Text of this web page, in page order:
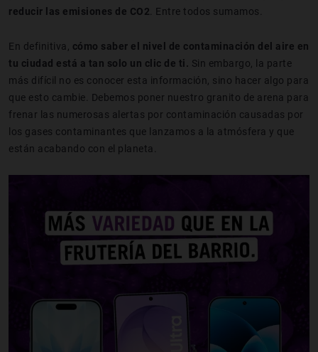
reducir las emisiones de CO2 . Entre todos sumamos.
En definitiva, cómo saber el nivel de contaminación del aire en
tu ciudad está a tan solo un clic de ti. Sin embargo, la parte
más difícil no es conocer esta información, sino hacer algo para
que esto cambie. Debemos poner nuestro granito de arena para
frenar las numerosas alertas por contaminación causadas por
los gases contaminantes que lanzamos a la atmósfera y que
están acabando con el planeta.